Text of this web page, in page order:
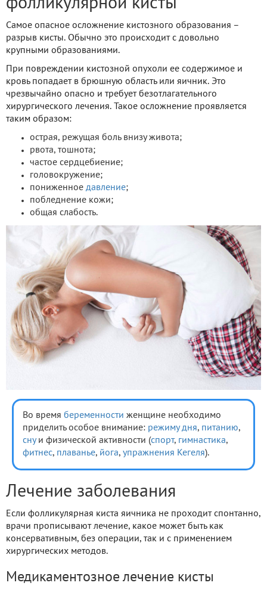
фолликулярной кисты
Самое опасное осложнение кистозного образования –
разрыв кисты. Обычно это происходит с довольно
крупными образованиями.
При повреждении кистозной опухоли ее содержимое и
кровь попадает в брюшную область или яичник. Это
чрезвычайно опасно и требует безотлагательного
хирургического лечения. Такое осложнение проявляется
таким образом:
острая, режущая боль внизу живота;
рвота, тошнота;
частое сердцебиение;
головокружение;
пониженное давление;
побледнение кожи;
общая слабость.
Во время беременности женщине необходимо
приделить особое внимание: режиму дня, питанию,
снуи физической активности (спорт, гимнастика,
фитнес, плаванье, йога, упражнения Кегеля).
Лечение заболевания
Если фолликулярная киста яичника не проходит спонтанно,
врачи прописывают лечение, какое может быть как
консервативным, без операции, так и с применением
хирургических методов.
Медикаментозное лечение кисты